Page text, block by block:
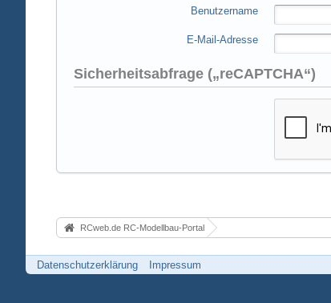
Benutzername
E-Mail-Adresse
Sicherheitsabfrage („reCAPTCHA“)
RCweb.de RC-Modellbau-Portal
Datenschutzerklärung Impressum